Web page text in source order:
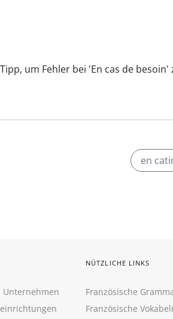
um Fehler bei 'En cas de besoin'
en
Unternehmen
NÜTZLICHE LINKS
Französische
Französische